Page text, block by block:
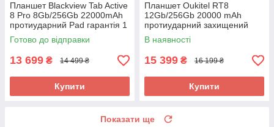
Планшет Blackview Tab Active
8 Pro 8Gb/256Gb 22000mAh
протиударний Pad гарантія 1
рік
Готово до відправки
13 699 ₴ 14 499 ₴
Купити
Планшет Oukitel RT8
12Gb/256Gb 20000 mAh
протиударний захищений
Pad
В наявності
15 399 ₴ 16 199 ₴
Купити
Показати ще